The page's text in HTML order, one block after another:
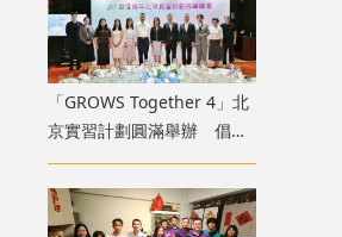
「GROWS Together 4」北
京實習計劃圓滿舉辦 倡香
港青年融入國家廣闊舞台